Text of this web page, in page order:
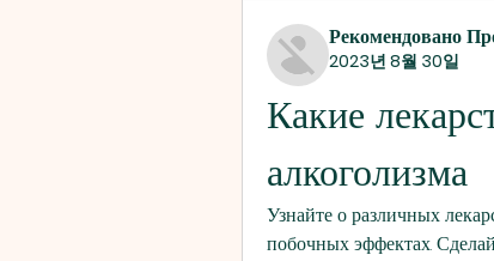
Рекомендовано
2023년 8월 30일
Какие
алкоголизма
Узнайте о различных
побочных эффектах.